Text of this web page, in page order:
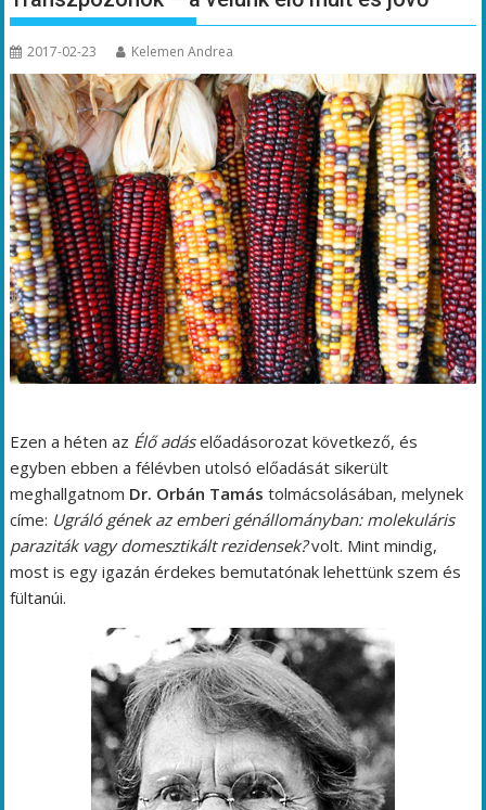
2017-02-23 Kelemen Andrea
Ezen a héten az Élő adáselőadásorozat következő, és
egyben ebben a félévben utolsó előadását sikerült
meghallgatnom Dr. Orbán Tamás tolmácsolásában, melynek
címe: Ugráló gének az emberi génállományban: molekuláris
paraziták vagy domesztikált rezidensek?volt. Mint mindig,
most is egy igazán érdekes bemutatónak lehettünk szem és
fültanúi.